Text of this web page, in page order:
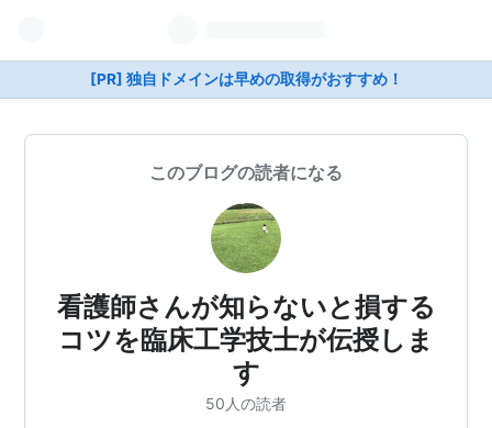
[PR] 独自ドメインは早めの取得がおすすめ！
このブログの読者になる
看護師さんが知らないと損する
コツを臨床工学技士が伝授しま
す
50人の読者